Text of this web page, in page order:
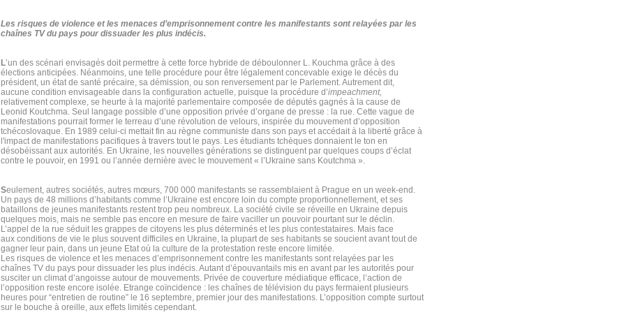
Les risques de violence et les menaces d’emprisonnement contre les manifestants sont relayées par les
chaînes TV du pays pour dissuader les plus indécis.
L’un des scénari envisagés doit permettre à cette force hybride de déboulonner L. Kouchma grâce à des
élections anticipées. Néanmoins, une telle procédure pour être légalement concevable exige le décès du
président, un état de santé précaire, sa démission, ou son renversement par le Parlement. Autrement dit,
aucune condition envisageable dans la configuration actuelle, puisque la procédure d’impeachment,
relativement complexe, se heurte à la majorité parlementaire composée de députés gagnés à la cause de
Leonid Koutchma. Seul langage possible d’une opposition privée d’organe de presse : la rue. Cette vague de
manifestations pourrait former le terreau d’une révolution de velours, inspirée du mouvement d’opposition
tchécoslovaque. En 1989 celui-ci mettait fin au règne communiste dans son pays et accédait à la liberté grâce à
l'impact de manifestations pacifiques à travers tout le pays. Les étudiants tchèques donnaient le ton en
désobéissant aux autorités. En Ukraine, les nouvelles générations se distinguent par quelques coups d’éclat
contre le pouvoir, en 1991 ou l’année dernière avec le mouvement « l’Ukraine sans Koutchma ».
Seulement, autres sociétés, autres mœurs, 700 000 manifestants se rassemblaient à Prague en un week-end.
Un pays de 48 millions d’habitants comme l’Ukraine est encore loin du compte proportionnellement, et ses
bataillons de jeunes manifestants restent trop peu nombreux. La société civile se réveille en Ukraine depuis
quelques mois, mais ne semble pas encore en mesure de faire vaciller un pouvoir pourtant sur le déclin.
L’appel de la rue séduit les grappes de citoyens les plus déterminés et les plus contestataires. Mais face
aux conditions de vie le plus souvent difficiles en Ukraine, la plupart de ses habitants se soucient avant tout de
gagner leur pain, dans un jeune Etat où la culture de la protestation reste encore limitée.
Les risques de violence et les menaces d’emprisonnement contre les manifestants sont relayées par les
chaînes TV du pays pour dissuader les plus indécis. Autant d’épouvantails mis en avant par les autorités pour
susciter un climat d’angoisse autour de mouvements. Privée de couverture médiatique efficace, l’action de
l’opposition reste encore isolée. Etrange coïncidence : les chaînes de télévision du pays fermaient plusieurs
heures pour “entretien de routine” le 16 septembre, premier jour des manifestations. L’opposition compte surtout
sur le bouche à oreille, aux effets limités cependant.